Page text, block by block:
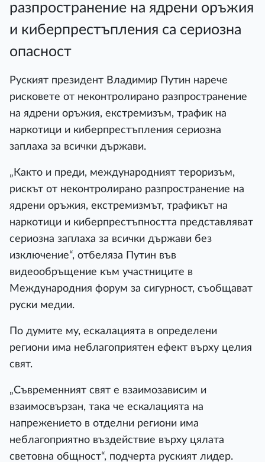
разпространение на ядрени оръжия
и киберпрестъпления са сериозна
опасност
Руският президент Владимир Путин нарече
рисковете от неконтролирано разпространение
на ядрени оръжия, екстремизъм, трафик на
наркотици и киберпрестъпления сериозна
заплаха за всички държави.
„Както и преди, международният тероризъм,
рискът от неконтролирано разпространение на
ядрени оръжия, екстремизмът, трафикът на
наркотици и киберпрестъпността представляват
сериозна заплаха за всички държави без
изключение“, отбеляза Путин във
видеообръщение към участниците в
Международния форум за сигурност, съобщават
руски медии.
По думите му, ескалацията в определени
региони има неблагоприятен ефект върху целия
свят.
„Съвременният свят е взаимозависим и
взаимосвързан, така че ескалацията на
напрежението в отделни региони има
неблагоприятно въздействие върху цялата
световна общност“, подчерта руският лидер.